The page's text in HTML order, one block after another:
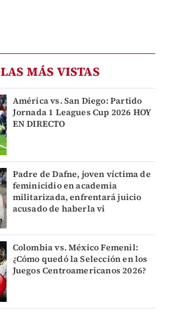
LAS MÁS VISTAS
América vs. San Diego: Partido
Jornada 1 Leagues Cup 2026 HOY
EN DIRECTO
Padre de Dafne, joven víctima de
feminicidio en academia
militarizada, enfrentará juicio
acusado de haberla vi
Colombia vs. México Femenil:
¿Cómo quedó la Selección en los
Juegos Centroamericanos 2026?